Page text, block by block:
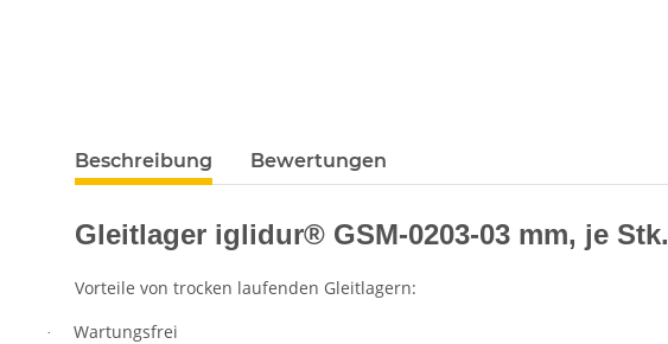
Beschreibung Bewertungen
Gleitlager iglidur® GSM-0203-03 mm, je Stk.
Vorteile von trocken laufenden Gleitlagern:
· Wartungsfrei